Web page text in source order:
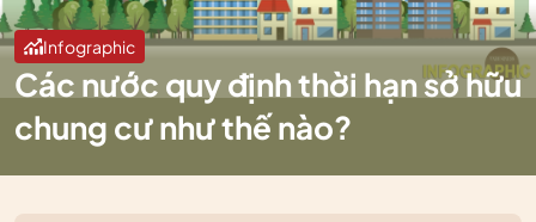
Infographic
Các nước quy định thời hạn sở hữu
chung cư như thế nào?